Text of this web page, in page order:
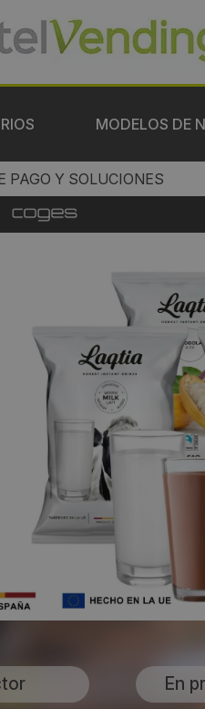
MODELOS DE
PAGO Y SOLUCIONES
En